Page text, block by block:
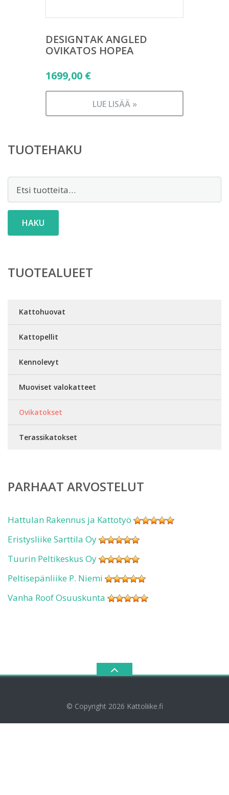
DESIGNTAK ANGLED
OVIKATOS HOPEA
1699,00 €
LUE LISÄÄ »
TUOTEHAKU
HAKU
TUOTEALUEET
Kattohuovat
Kattopellit
Kennolevyt
Muoviset valokatteet
Ovikatokset
Terassikatokset
PARHAAT ARVOSTELUT
Hattulan Rakennus ja Kattotyö
Eristysliike Sarttila Oy
Tuurin Peltikeskus Oy
Peltisepänliike P. Niemi
Vanha Roof Osuuskunta
© Copyright 2026 Kattoliike.fi